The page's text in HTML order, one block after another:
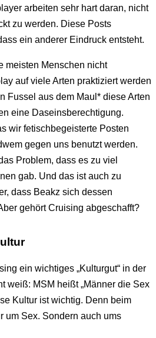
arbeiten sehr hart daran, nicht
zu werden. Diese Posts
ein anderer Eindruck entsteht.
meisten Menschen nicht
auf viele Arten praktiziert werden
Fussel aus dem Maul* diese Arten
eine Daseinsberechtigung.
wir fetischbegeisterte Posten
gegen uns benutzt werden.
Problem, dass es zu viel
gab. Und das ist auch zu
dass Beakz sich dessen
gehört Cruising abgeschafft?
ein wichtiges „Kulturgut“ in der
weiß: MSM heißt „Männer die Sex
Kultur ist wichtig. Denn beim
um Sex. Sondern auch ums